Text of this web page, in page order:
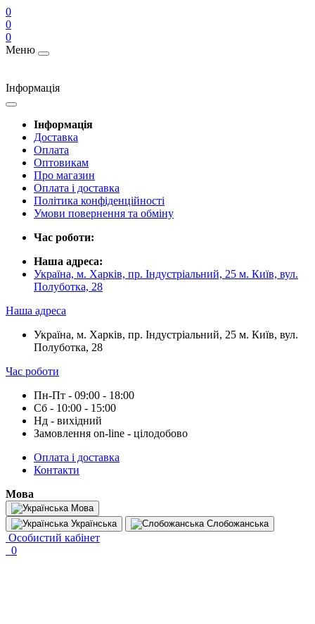
0
0
0
Меню
Інформація
Інформація
Доставка
Оплата
Оптовикам
Про магазин
Оплата і доставка
Політика конфіденційності
Умови повернення та обміну
Час роботи:
Наша адреса:
Україна, м. Харків, пр. Індустріальний, 25 м. Київ, вул.
Полуботка, 28
Наша адреса
Україна, м. Харків, пр. Індустріальний, 25 м. Київ, вул.
Полуботка, 28
Час роботи
Пн-Пт - 09:00 - 18:00
Сб - 10:00 - 15:00
Нд - вихідний
Замовлення on-line - цілодобово
Оплата і доставка
Контакти
Мова
Мова
Українська
Слобожанська
Особистий кабінет
0